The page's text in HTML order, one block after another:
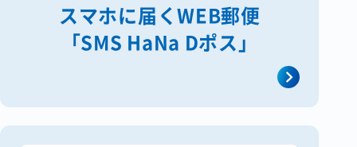
スマホに届くWEB郵便
「SMS HaNa Dポス」